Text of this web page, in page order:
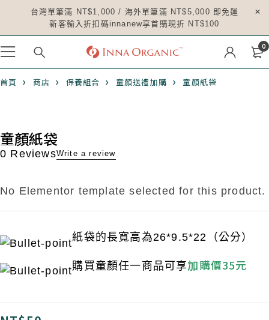
台灣單筆滿 NT$1,000 / 海外單筆滿 NT$5,000 即免運
新客輸入折扣碼innanew享首購現折 NT$100
0
首頁 商店 保養組合 童顏送禮加購 童顏紙袋
童顏紙袋
0 ReviewsWrite a review
No Elementor template selected for this product.
紙袋的長寬高為26*9.5*22（公分）
購買童顏任一商品可享加購價35元